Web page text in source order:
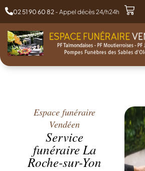
02 51 90 60 82 - Appel décès 24/h24h
Espace funéraire
Vendéen
Service
funéraire La
Roche-sur-Yon